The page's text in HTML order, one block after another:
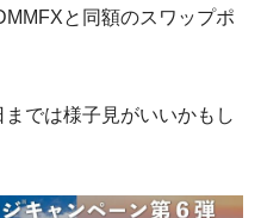
と同額のスワップポ
では様子見がいいかもし